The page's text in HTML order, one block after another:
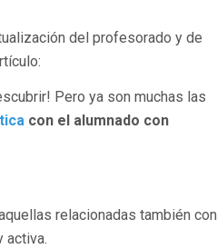
del profesorado y de
Pero ya son muchas las
con el alumnado con
relacionadas también con
activa.